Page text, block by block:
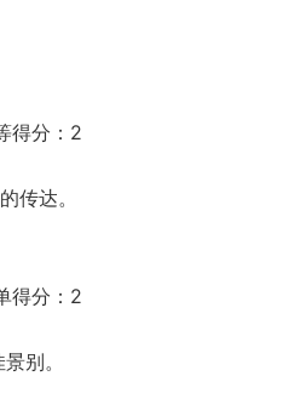
得分：2
传达。
得分：2
别。